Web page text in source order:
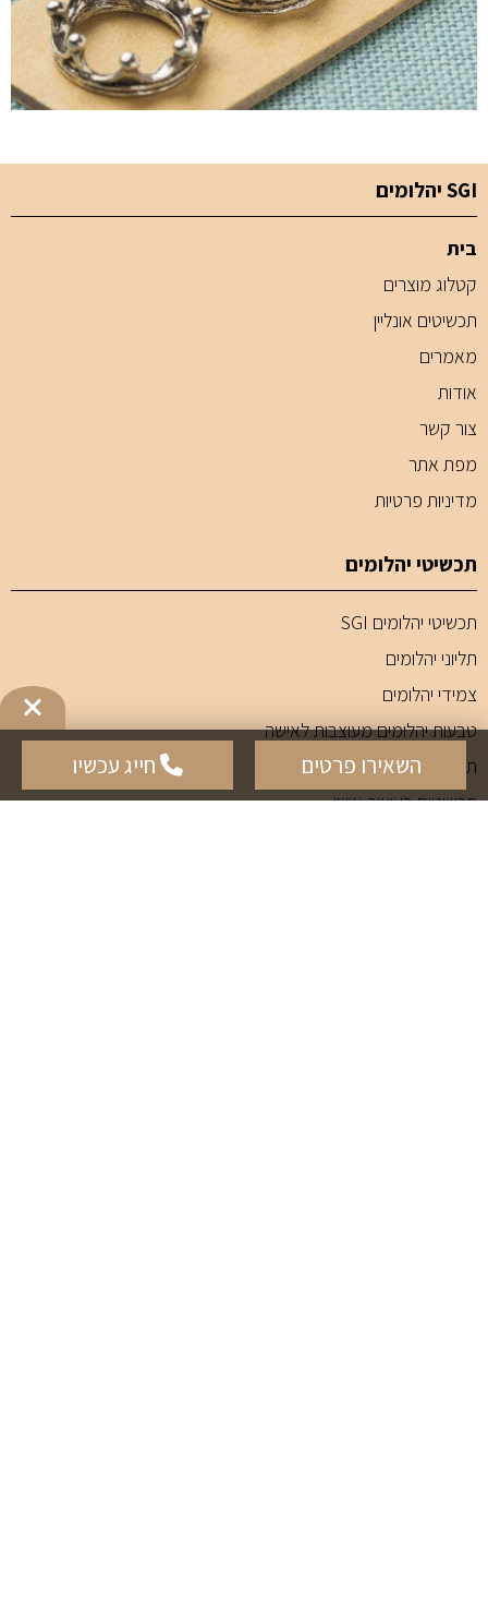
השאירו פרטים חייג עכשיו
SGI יהלומים
בית
קטלוג מוצרים
תכשיטים אונליין
מאמרים
אודות
צור קשר
מפת אתר
מדיניות פרטיות
תכשיטי יהלומים
תכשיטי יהלומים SGI
תליוני יהלומים
צמידי יהלומים
טבעות יהלומים מעוצבות לאישה
תכשיטי אבני חן
תכשיטים בעיצוב אישי